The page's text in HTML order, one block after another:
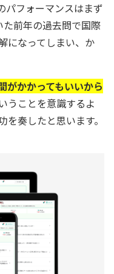
パフォーマンスはまず
前年の過去問で国際
になってしまい、か
がかかってもいいから
うことを意識するよ
奏したと思います。